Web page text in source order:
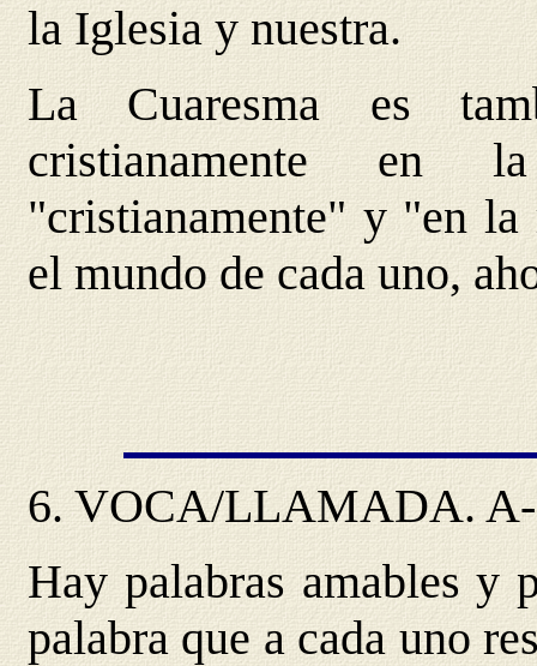
la Iglesia y nuestra.
La Cuaresma es
cristianamente en
"cristianamente" y "en
el mundo de cada uno,
6.VOCA/LLAMADA.
Hay palabras amables y
palabra que a cada uno